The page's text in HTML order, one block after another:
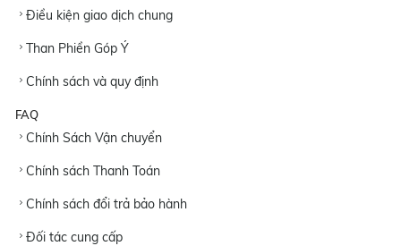
Điều kiện giao dịch chung
Than Phiền Góp Ý
Chính sách và quy định
FAQ
Chính Sách Vận chuyển
Chính sách Thanh Toán
Chính sách đổi trả bảo hành
Đối tác cung cấp